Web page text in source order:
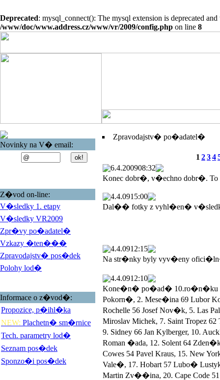
Deprecated: mysql_connect(): The mysql extension is deprecated
/www/doc/www.address.cz/www/vr/2009/config.php on line 8
Novinky na V� email:
Z�vod on-line:
V�sledky 1. etapy
V�sledky VR2009
Zpr�vy po�adatel�
Vzkazy �ten���
Zpravodajstv� pos�dek
Polohy lod�
Informace o z�vod�:
Propozice, p�ihl�ka
NEW: Plachetn� sm�rnice
Tech. parametry lod�
Seznam pos�dek
Sponzo�i pos�dek
Zpravodajstv� po�adatel�
1 234
6.4.200908:32
Konec dobr�, v�echno dobr�.
4.4.0915:00
Dal�� fotky z vyhl�en�
4.4.0912:15
Na str�nky byly vyv�eny
4.4.0912:10
Kone�n� po�ad� 10.ro�n�ku
Pokorn�, 2. Mese�ina 69 Lubor
Rochelle 56 Josef Nov�k, 5. Las
Miroslav Michek, 7. Saint Tropez
9. Sidney 66 Jan Kylberger, 10.
Roman �ada, 12. Solent 64
Cowes 54 Pavel Kraus, 15. New
Vale�, 17. Hobart 57 Lubo�
Martin Zv��ina, 20. Cape Code 51